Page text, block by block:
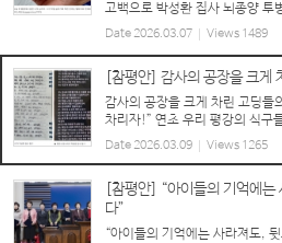
고백으로 박성환 집사 뇌종양 투
박성환 집사는 딱 그런 사람이다
을 찾아다니면서 위험을 마다하
Date2026.03.07 Views 1489
[참평안] 감사의 공장을 크게
감사의 공장을 크게 차린 고딩들
차리자!” 연초 우리 평강의 식구
습니다. 어느덧 한 달이 지난 현
정말 뜻밖의 기관에서 감사의 공
Date2026.03.09 Views 1265
[참평안] “아이들의 기억에는
다”
“아이들의 기억에는 사라져도,